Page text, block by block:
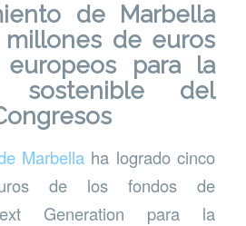
de Marbella
de euros
para la
sostenible del
Marbella ha logrado cinco
de los fondos de
Generation para la